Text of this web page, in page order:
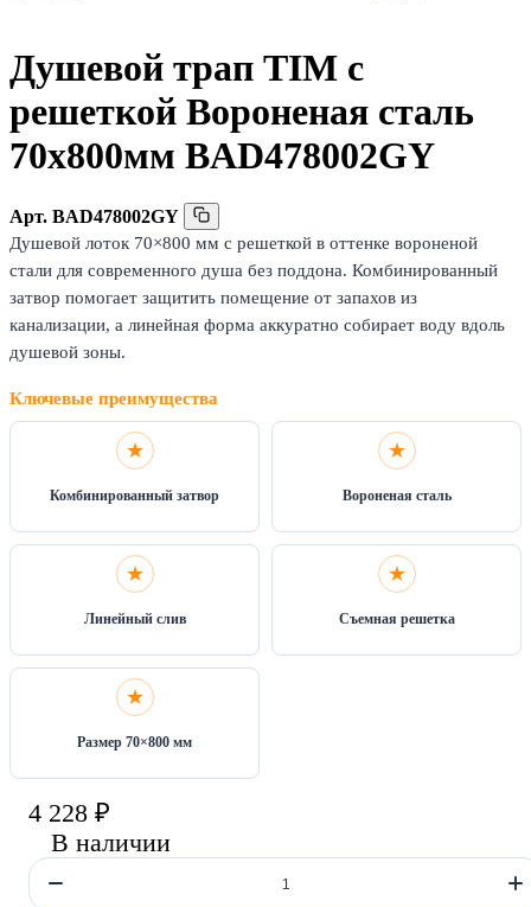
Душевой трап TIM с
решеткой Вороненая сталь
70x800мм BAD478002GY
Арт. BAD478002GY
Душевой лоток 70×800 мм с решеткой в оттенке вороненой
стали для современного душа без поддона. Комбинированный
затвор помогает защитить помещение от запахов из
канализации, а линейная форма аккуратно собирает воду вдоль
душевой зоны.
Ключевые преимущества
Комбинированный затвор Вороненая сталь
Линейный слив Съемная решетка
Размер 70×800 мм
4 228 ₽
В наличии